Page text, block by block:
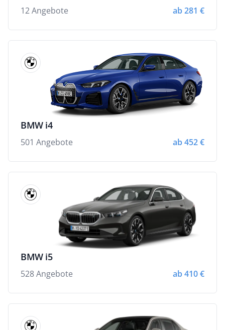
12 Angebote ab 281 €
BMW i4
501 Angebote ab 452 €
BMW i5
528 Angebote ab 410 €